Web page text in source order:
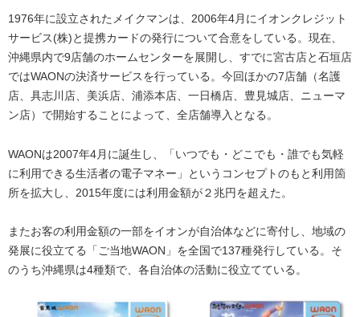
1976年に設立されたメイクマンは、2006年4月にイオンクレジット
サービス(株)と提携カードの発行について合意をしている。現在、
沖縄県内で9店舗のホームセンターを展開し、すでに宮古店と石垣店
ではWAONの決済サービスを行っている。今回ほかの7店舗（名護
店、具志川店、美浜店、浦添本店、一日橋店、豊見城店、ニューマ
ン店）で開始することによって、全店舗導入となる。
WAONは2007年4月に誕生し、「いつでも・どこでも・誰でも気軽
に利用できる生活者の電子マネー」というコンセプトのもと利用箇
所を拡大し、2015年度には利用金額が２兆円を超えた。
またお客の利用金額の一部をイオンが自治体などに寄付し、地域の
発展に役立てる「ご当地WAON」を全国で137種発行している。そ
のうち沖縄県は4種類で、各自治体の活動に役立てている。